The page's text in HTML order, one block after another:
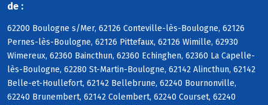
de :
62200 Boulogne s/Mer, 62126 Conteville-lès-Boulogne, 62126
Pernes-lès-Boulogne, 62126 Pittefaux, 62126 Wimille, 62930
Wimereux, 62360 Baincthun, 62360 Echinghen, 62360 La Capelle-
lès-Boulogne, 62280 St-Martin-Boulogne, 62142 Alincthun, 62142
Belle-et-Houllefort, 62142 Bellebrune, 62240 Bournonville,
62240 Brunembert, 62142 Colembert, 62240 Courset, 62240